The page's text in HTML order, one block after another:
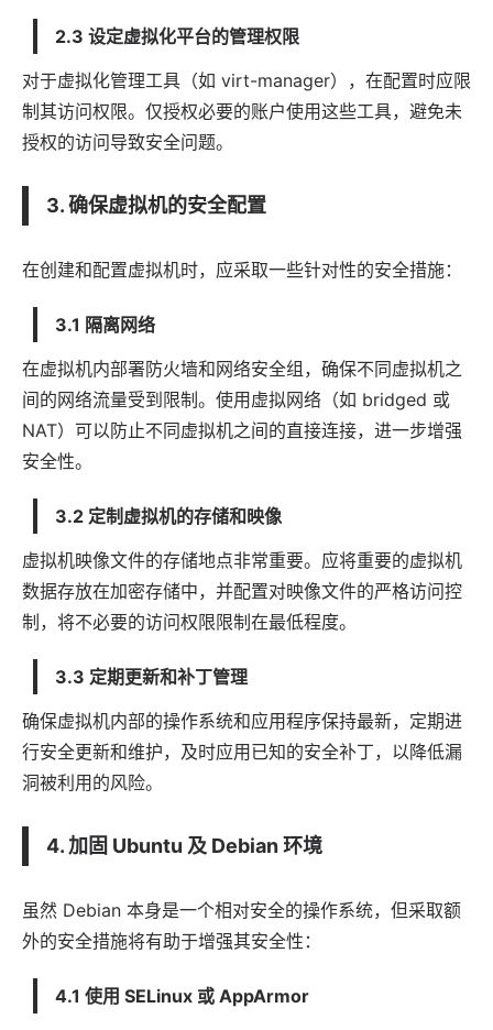
2.3 设定虚拟化平台的管理权限
对于虚拟化管理工具（如 virt-manager），在配置时应限
制其访问权限。仅授权必要的账户使用这些工具，避免未
授权的访问导致安全问题。
3. 确保虚拟机的安全配置
在创建和配置虚拟机时，应采取一些针对性的安全措施：
3.1 隔离网络
在虚拟机内部署防火墙和网络安全组，确保不同虚拟机之
间的网络流量受到限制。使用虚拟网络（如 bridged 或
NAT）可以防止不同虚拟机之间的直接连接，进一步增强
安全性。
3.2 定制虚拟机的存储和映像
虚拟机映像文件的存储地点非常重要。应将重要的虚拟机
数据存放在加密存储中，并配置对映像文件的严格访问控
制，将不必要的访问权限限制在最低程度。
3.3 定期更新和补丁管理
确保虚拟机内部的操作系统和应用程序保持最新，定期进
行安全更新和维护，及时应用已知的安全补丁，以降低漏
洞被利用的风险。
4. 加固 Ubuntu 及 Debian 环境
虽然 Debian 本身是一个相对安全的操作系统，但采取额
外的安全措施将有助于增强其安全性：
4.1 使用 SELinux 或 AppArmor